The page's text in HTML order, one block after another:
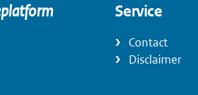
Service
Contact
Disclaimer